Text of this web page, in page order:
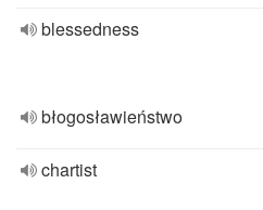
blessedness
błogosławieństwo
chartist